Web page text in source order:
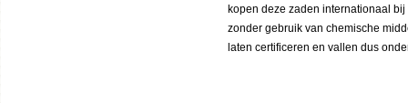
kopen deze zaden internationaal
zonder gebruik van chemische
laten certificeren en vallen dus